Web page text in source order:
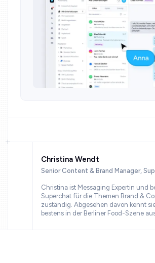
Christina Wendt
Senior Content & Brand Manager,
Christina ist Messaging Expertin und
Superchat für die Themen Brand &
zuständig. Abgesehen davon kennt
bestens in der Berliner Food-Szene